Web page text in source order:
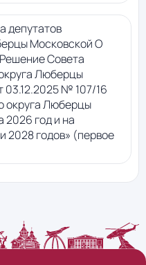
депутатов
Московской О
Совета
Люберцы
03.12.2025 № 107/16
округа Люберцы
2026 год и на
2028 годов» (первое